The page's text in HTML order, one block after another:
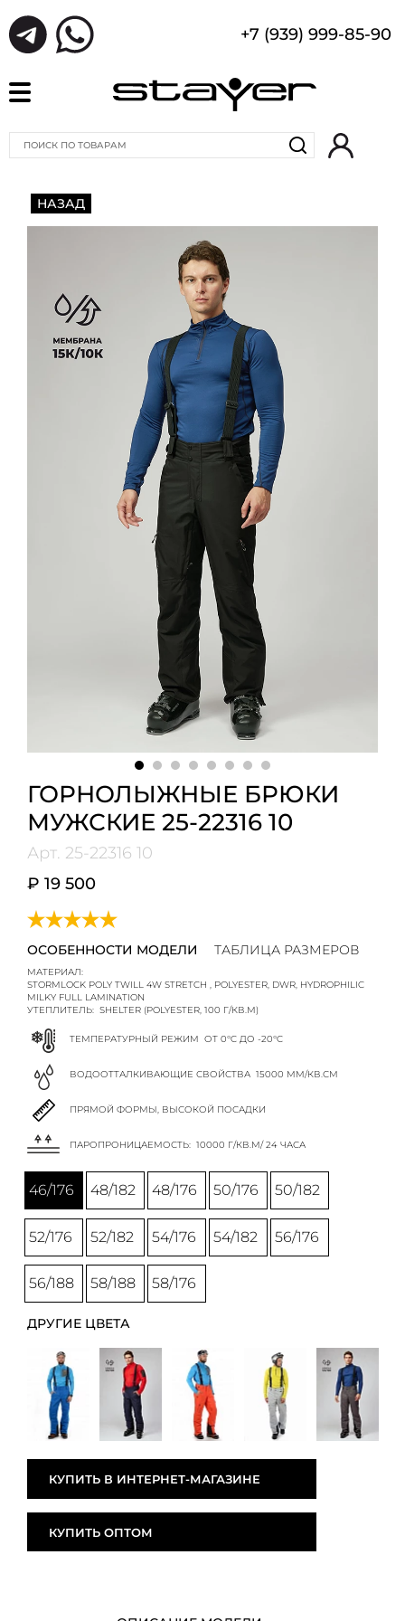
+7 (939) 999-85-90
НАЗАД
ГОРНОЛЫЖНЫЕ БРЮКИ
МУЖСКИЕ 25-22316 10
Арт. 25-22316 10
₽ 19 500
ОСОБЕННОСТИ МОДЕЛИ ТАБЛИЦА РАЗМЕРОВ
МАТЕРИАЛ:
STORMLOCK POLY TWILL 4W STRETCH , POLYESTER, DWR, HYDROPHILIC
MILKY FULL LAMINATION
УТЕПЛИТЕЛЬ: SHELTER (POLYESTER, 100 Г/КВ.М)
ТЕМПЕРАТУРНЫЙ РЕЖИМ ОТ 0°C ДО -20°C
ВОДООТТАЛКИВАЮЩИЕ СВОЙСТВА 15000 ММ/КВ.СМ
ПРЯМОЙ ФОРМЫ, ВЫСОКОЙ ПОСАДКИ
ПАРОПРОНИЦАЕМОСТЬ: 10000 Г/КВ.М/ 24 ЧАСА
46/176 48/182 48/176 50/176 50/182
52/176 52/182 54/176 54/182 56/176
56/188 58/188 58/176
ДРУГИЕ ЦВЕТА
КУПИТЬ В ИНТЕРНЕТ-МАГАЗИНЕ
КУПИТЬ ОПТОМ